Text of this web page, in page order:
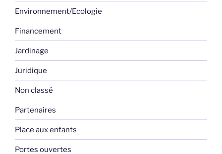
Environnement/Ecologie
Financement
Jardinage
Juridique
Non classé
Partenaires
Place aux enfants
Portes ouvertes